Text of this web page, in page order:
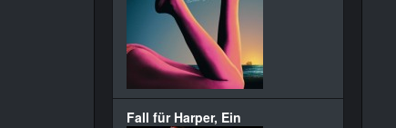
Fall für Harper, Ein